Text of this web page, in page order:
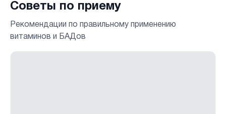
Советы по приему
Рекомендации по правильному применению
витаминов и БАДов